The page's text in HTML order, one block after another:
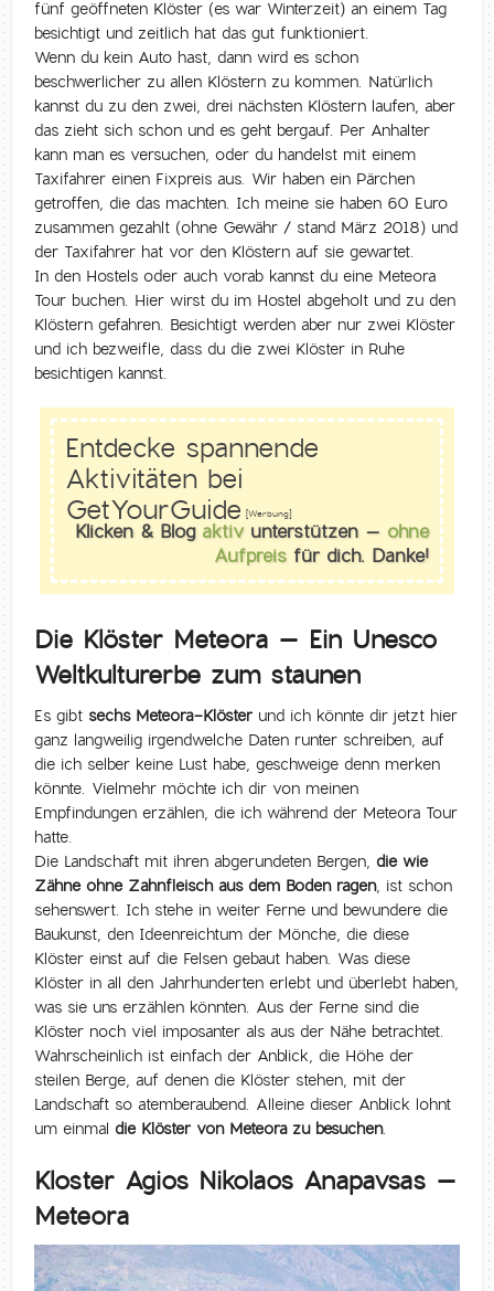
fünf geöffneten Klöster (es war Winterzeit) an einem Tag
besichtigt und zeitlich hat das gut funktioniert.
Wenn du kein Auto hast, dann wird es schon
beschwerlicher zu allen Klöstern zu kommen. Natürlich
kannst du zu den zwei, drei nächsten Klöstern laufen, aber
das zieht sich schon und es geht bergauf. Per Anhalter
kann man es versuchen, oder du handelst mit einem
Taxifahrer einen Fixpreis aus. Wir haben ein Pärchen
getroffen, die das machten. Ich meine sie haben 60 Euro
zusammen gezahlt (ohne Gewähr / stand März 2018) und
der Taxifahrer hat vor den Klöstern auf sie gewartet.
In den Hostels oder auch vorab kannst du eine Meteora
Tour buchen. Hier wirst du im Hostel abgeholt und zu den
Klöstern gefahren. Besichtigt werden aber nur zwei Klöster
und ich bezweifle, dass du die zwei Klöster in Ruhe
besichtigen kannst.
Entdecke spannende
Aktivitäten bei
GetYourGuide [Werbung]
Klicken & Blog aktivunterstützen – ohne
Aufpreisfür dich. Danke!
Die Klöster Meteora – Ein Unesco
Weltkulturerbe zum staunen
Es gibt sechs Meteora-Klöster und ich könnte dir jetzt hier
ganz langweilig irgendwelche Daten runter schreiben, auf
die ich selber keine Lust habe, geschweige denn merken
könnte. Vielmehr möchte ich dir von meinen
Empfindungen erzählen, die ich während der Meteora Tour
hatte.
Die Landschaft mit ihren abgerundeten Bergen, die wie
Zähne ohne Zahnfleisch aus dem Boden ragen, ist schon
sehenswert. Ich stehe in weiter Ferne und bewundere die
Baukunst, den Ideenreichtum der Mönche, die diese
Klöster einst auf die Felsen gebaut haben. Was diese
Klöster in all den Jahrhunderten erlebt und überlebt haben,
was sie uns erzählen könnten. Aus der Ferne sind die
Klöster noch viel imposanter als aus der Nähe betrachtet.
Wahrscheinlich ist einfach der Anblick, die Höhe der
steilen Berge, auf denen die Klöster stehen, mit der
Landschaft so atemberaubend. Alleine dieser Anblick lohnt
um einmaldie Klöster von Meteora zu besuchen.
Kloster Agios Nikolaos Anapavsas –
Meteora